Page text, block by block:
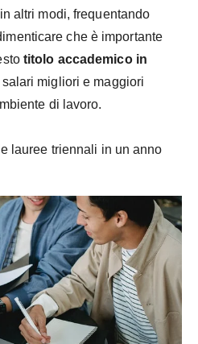
altri modi, frequentando
che è importante
titolo accademico in
migliori e maggiori
di lavoro.
lauree triennali in un anno